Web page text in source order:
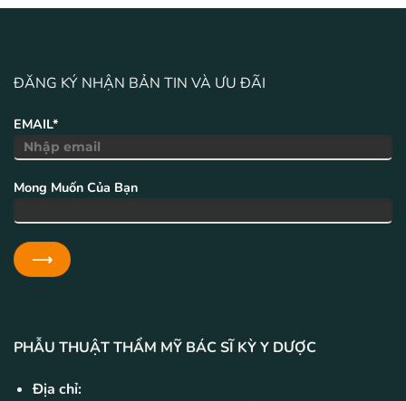
ĐĂNG KÝ NHẬN BẢN TIN VÀ ƯU ĐÃI
EMAIL*
Mong Muốn Của Bạn
PHẪU THUẬT THẨM MỸ BÁC SĨ KỲ Y DƯỢC
Địa chỉ: